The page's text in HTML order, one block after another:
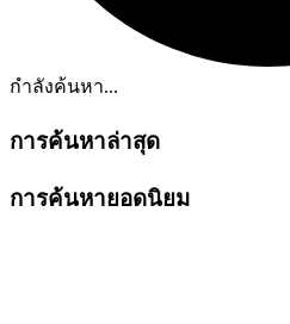
กำลังค้นหา...
การค้นหาล่าสุด
การค้นหายอดนิยม